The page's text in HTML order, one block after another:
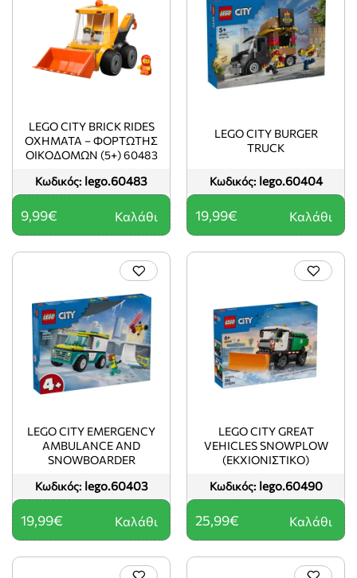
Κωδικός: lego.60483
LEGO CITY BRICK RIDES
ΟΧΉΜΑΤΑ – ΦΟΡΤΩΤΉΣ
ΟΙΚΟΔΟΜΏΝ (5+) 60483
9,99€ Καλάθι
Κωδικός: lego.60404
LEGO CITY BURGER
TRUCK
19,99€ Καλάθι
Κωδικός: lego.60403
LEGO CITY EMERGENCY
AMBULANCE AND
SNOWBOARDER
19,99€ Καλάθι
Κωδικός: lego.60490
LEGO CITY GREAT
VEHICLES SNOWPLOW
(ΕΚΧΙΟΝΙΣΤΙΚΌ)
25,99€ Καλάθι